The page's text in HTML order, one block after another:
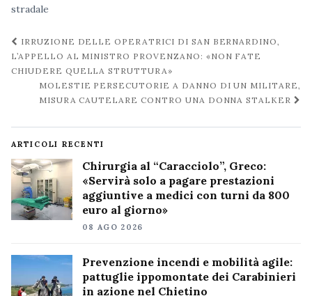
stradale
Navigazione
post
IRRUZIONE DELLE OPERATRICI DI SAN BERNARDINO,
L’APPELLO AL MINISTRO PROVENZANO: «NON FATE
CHIUDERE QUELLA STRUTTURA»
MOLESTIE PERSECUTORIE A DANNO DI UN MILITARE,
MISURA CAUTELARE CONTRO UNA DONNA STALKER
ARTICOLI RECENTI
Chirurgia al “Caracciolo”, Greco:
«Servirà solo a pagare prestazioni
aggiuntive a medici con turni da 800
euro al giorno»
08 AGO 2026
Prevenzione incendi e mobilità agile:
pattuglie ippomontate dei Carabinieri
in azione nel Chietino